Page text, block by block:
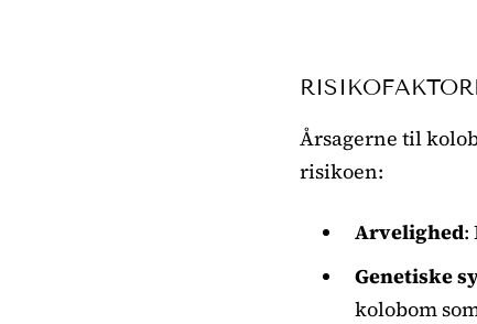
Årsagerne til
risikoen:
Arvelighed:
Genetiske
kolobom